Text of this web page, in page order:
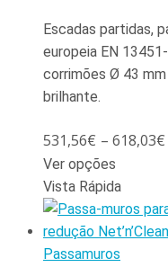
Escadas partidas,
europeia EN
corrimões Ø 43
brilhante.
531,56€ – 618,03€
Ver opções
Vista Rápida
Passamuros